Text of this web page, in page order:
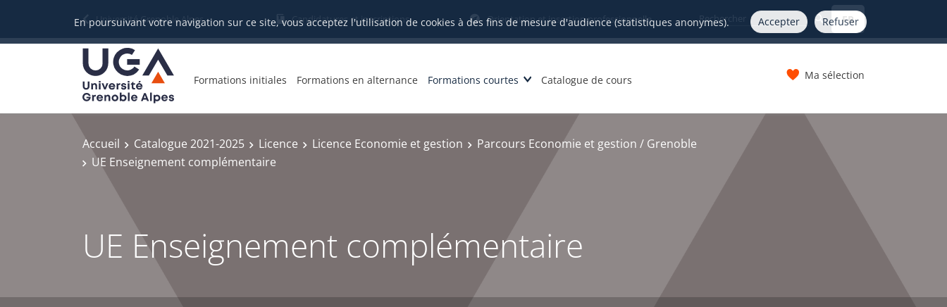
En poursuivant votre navigation sur ce site, vous acceptez l'utilisation de cookies à des fins de mesure d'audience (statistiques anonymes). Accepter Refuser
Université Grenoble Alpes Candidatures et inscriptions Orientation et insertion professionnelle FR
Formations initiales Formations en alternance Formations courtes Catalogue de cours Ma sélection
Accueil Catalogue 2021-2025 Licence Licence Economie et gestion
Parcours Economie et gestion / Grenoble
UE Enseignement complémentaire
UE Enseignement complémentaire